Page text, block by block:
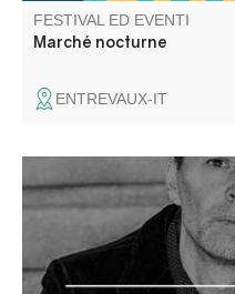
FESTIVAL ED EVENTI
Marché nocturne
ENTREVAUX-IT
Récital de guitare
d'œuvres pour luth par